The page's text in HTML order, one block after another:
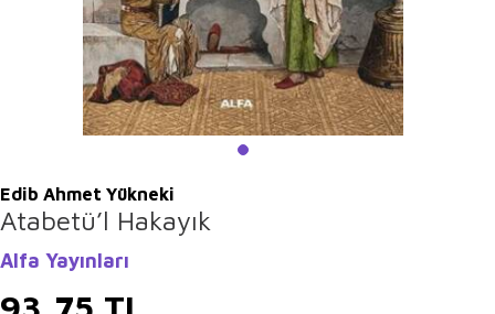
Edib Ahmet Yükneki
Atabetü’l Hakayık
Alfa Yayınları